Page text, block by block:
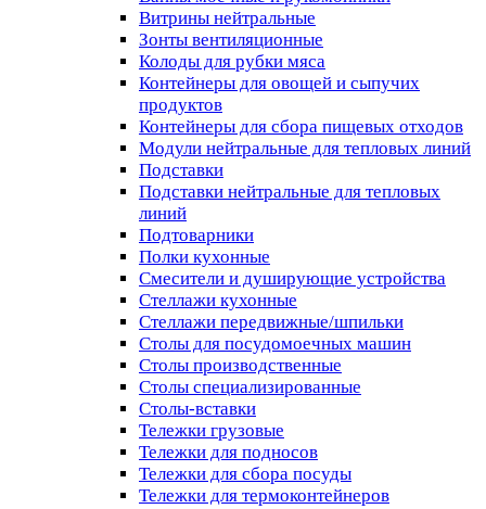
Витрины нейтральные
Зонты вентиляционные
Колоды для рубки мяса
Контейнеры для овощей и сыпучих
продуктов
Контейнеры для сбора пищевых отходов
Модули нейтральные для тепловых линий
Подставки
Подставки нейтральные для тепловых
линий
Подтоварники
Полки кухонные
Смесители и душирующие устройства
Стеллажи кухонные
Стеллажи передвижные/шпильки
Столы для посудомоечных машин
Столы производственные
Столы специализированные
Столы-вставки
Тележки грузовые
Тележки для подносов
Тележки для сбора посуды
Тележки для термоконтейнеров